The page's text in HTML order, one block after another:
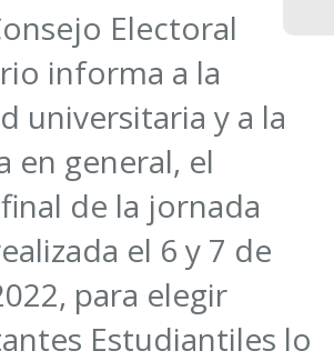
Electoral
informa a la
universitaria y a la
en general, el
de la jornada
el 6 y 7 de
para elegir
Estudiantiles lo